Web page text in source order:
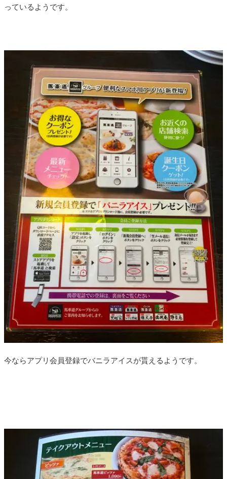
っているようです。
今ならアプリ会員登録でバニラアイスが貰えるようです。